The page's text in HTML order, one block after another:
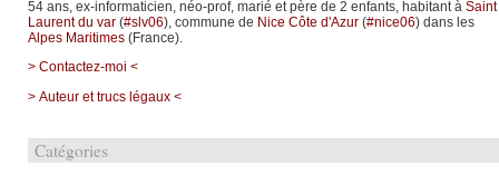
54 ans, ex-informaticien, néo-prof, marié et père de 2 enfants, habitant à Saint
Laurent du var(#slv06), commune de Nice Côte d'Azur(#nice06) dans les
Alpes Maritimes(France).
> Contactez-moi <
> Auteur et trucs légaux <
Catégories